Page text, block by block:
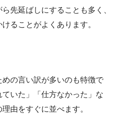
先延ばしにすることも多く、
ることがよくあります。
の言い訳が多いのも特徴で
いた」「仕方なかった」な
由をすぐに並べます。